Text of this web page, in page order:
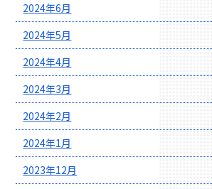
2024年6月
2024年5月
2024年4月
2024年3月
2024年2月
2024年1月
2023年12月